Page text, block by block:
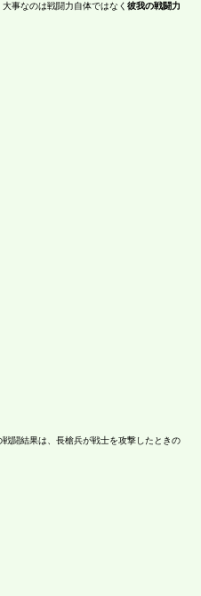
事なのは戦闘力自体ではなく 彼我の戦闘力
闘結果は、長槍兵が戦士を攻撃したときの